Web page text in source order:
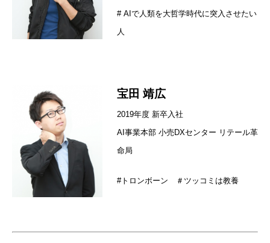
# AIで人類を大哲学時代に突入させたい
人
宝田 靖広
2019年度 新卒入社
AI事業本部 小売DXセンター リテール革
命局
#トロンボーン ＃ツッコミは教養